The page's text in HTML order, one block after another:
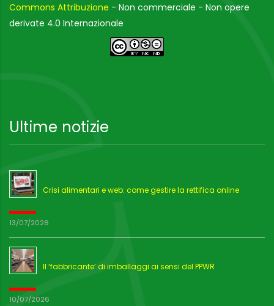
Commons Attribuzione - Non commerciale - Non opere
derivate 4.0 Internazionale
Ultime notizie
Crisi alimentari e web: come gestire la rettifica online
13/07/2026
Il ‘fabbricante’ di imballaggi ai sensi del PPWR
10/07/2026